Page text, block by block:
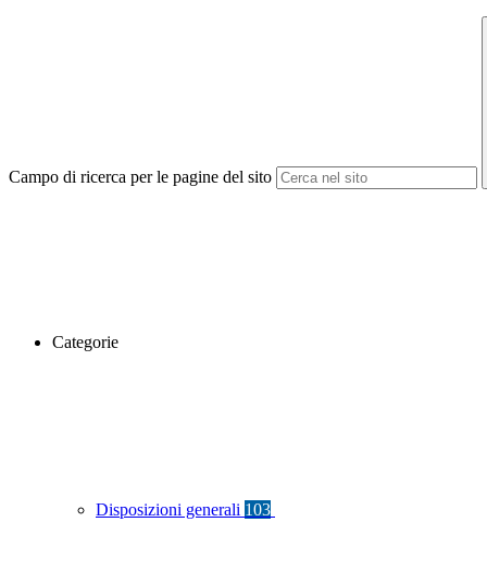
Campo di ricerca per le pagine del sito
Categorie
Disposizioni generali 103